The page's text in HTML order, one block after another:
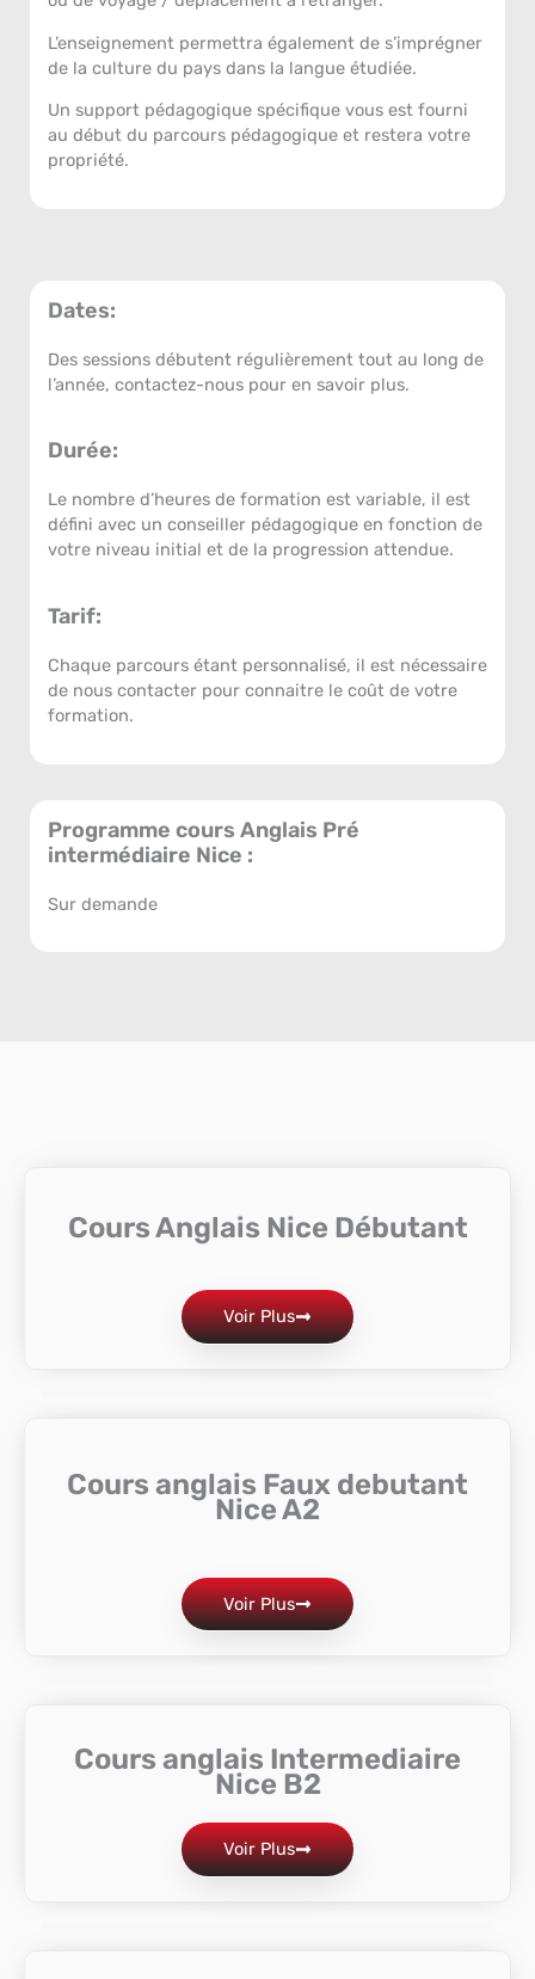
L’enseignement permettra également de s’imprégner
de la culture du pays dans la langue étudiée.
Un support pédagogique spécifique vous est fourni
au début du parcours pédagogique et restera votre
propriété.
Dates:
Des sessions débutent régulièrement tout au long de
l’année, contactez-nous pour en savoir plus.
Durée:
Le nombre d’heures de formation est variable, il est
défini avec un conseiller pédagogique en fonction de
votre niveau initial et de la progression attendue.
Tarif:
Chaque parcours étant personnalisé, il est nécessaire
de nous contacter pour connaitre le coût de votre
formation.
Programme cours Anglais Pré
intermédiaire Nice :
Sur demande
Cours Anglais Nice Débutant
Voir Plus
Cours anglais Faux debutant
Nice A2
Voir Plus
Cours anglais Intermediaire
Nice B2
Voir Plus